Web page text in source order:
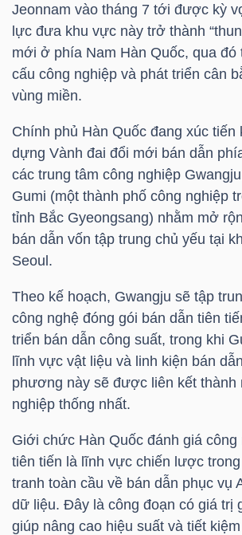
Jeonnam vào tháng 7 tới được kỳ
lực đưa khu vực này trở thành
mới ở phía Nam Hàn Quốc, qua đó
cấu công nghiệp và phát triển cân
vùng miền.
Chính phủ Hàn Quốc đang xúc tiến
dựng Vành đai đổi mới bán dẫn
các trung tâm công nghiệp
Gumi (một thành phố công nghiệp
tỉnh Bắc Gyeongsang) nhằm mở
bán dẫn vốn tập trung chủ yếu tại
Seoul.
Theo kế hoạch, Gwangju sẽ tập
công nghệ đóng gói bán dẫn tiên
triển bán dẫn công suất, trong khi
lĩnh vực vật liệu và linh kiện bán
phương này sẽ được liên kết thành
nghiệp thống nhất.
Giới chức Hàn Quốc đánh giá công
tiên tiến là lĩnh vực chiến lược
tranh toàn cầu về bán dẫn phục vụ
dữ liệu. Đây là công đoạn có giá trị
giúp nâng cao hiệu suất và tiết
ĐÔNG
DƯƠNG
CHÍNH
CÁ
NHÂN
PHÂN
VIETSTOCKFINANCE
NGÀNH